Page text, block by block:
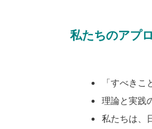
私たちのアプ
「すべき
理論と実践
私たちは、